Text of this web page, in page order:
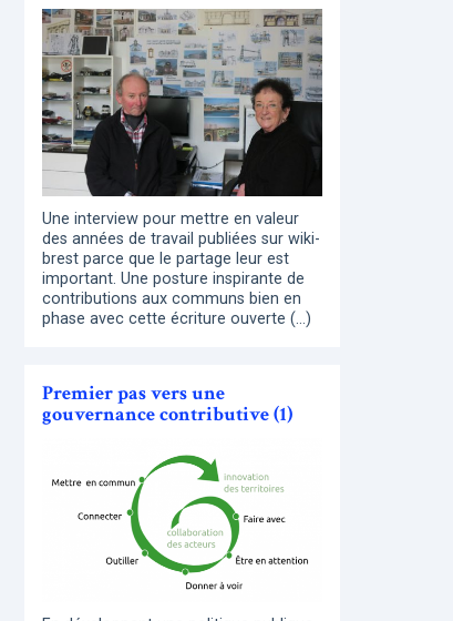
Une interview pour mettre en valeur
des années de travail publiées sur wiki-
brest parce que le partage leur est
important. Une posture inspirante de
contributions aux communs bien en
phase avec cette écriture ouverte (…)
Premier pas vers une
gouvernance contributive (1)